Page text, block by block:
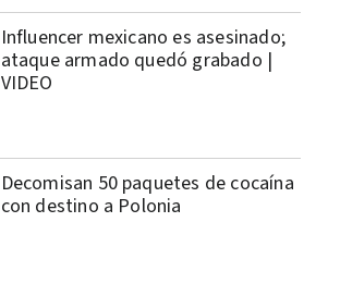
Influencer mexicano es asesinado;
ataque armado quedó grabado |
VIDEO
Decomisan 50 paquetes de cocaína
con destino a Polonia